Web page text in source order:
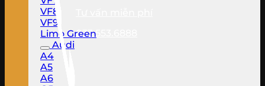
033.553.6888
VF8
VF9
Limo Green
Audi
A4
A5
A6